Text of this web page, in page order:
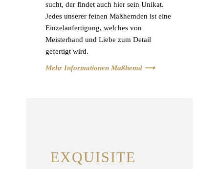
sucht, der findet auch hier sein Unikat.
Jedes unserer feinen Maßhemden ist eine
Einzelanfertigung, welches von
Meisterhand und Liebe zum Detail
gefertigt wird.
Mehr Informationen Maßhemd ⟶
EXQUISITE